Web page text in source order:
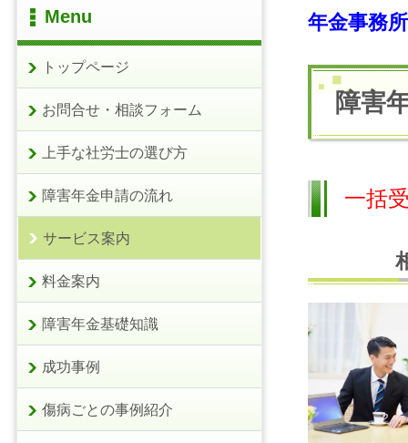
年金事務
障害
一括
Menu
トップページ
お問合せ・相談フォーム
上手な社労士の選び方
障害年金申請の流れ
サービス案内
料金案内
障害年金基礎知識
成功事例
傷病ごとの事例紹介